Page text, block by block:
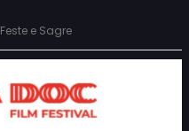
Feste e Sagre